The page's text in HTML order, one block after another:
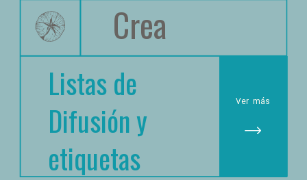
Listas de
Difusión y
etiquetas
Ver más
Crea